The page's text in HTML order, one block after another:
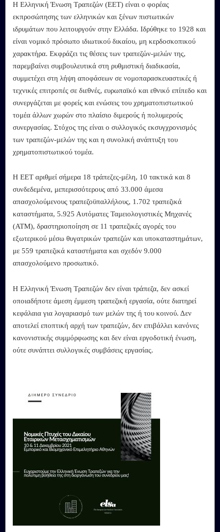
Η Ελληνική Ένωση Τραπεζών (ΕΕΤ) είναι ο φορέας
εκπροσώπησης των ελληνικών και ξένων πιστωτικών
ιδρυμάτων που λειτουργούν στην Ελλάδα. Ιδρύθηκε το 1928 και
είναι νομικό πρόσωπο ιδιωτικού δικαίου, μη κερδοσκοπικού
χαρακτήρα. Εκφράζει τις θέσεις των τραπεζών-μελών της,
παρεμβαίνει συμβουλευτικά στη ρυθμιστική διαδικασία,
συμμετέχει στη λήψη αποφάσεων σε νομοπαρασκευαστικές ή
τεχνικές επιτροπές σε διεθνές, ευρωπαϊκό και εθνικό επίπεδο και
συνεργάζεται με φορείς και ενώσεις του χρηματοπιστωτικού
τομέα άλλων χωρών στο πλαίσιο διμερούς ή πολυμερούς
συνεργασίας. Στόχος της είναι ο συλλογικός εκσυγχρονισμός
των τραπεζών-μελών της και η συνολική ανάπτυξη του
χρηματοπιστωτικού τομέα.
Η ΕΕΤ αριθμεί σήμερα 18 τράπεζες-μέλη, 10 τακτικά και 8
συνδεδεμένα, μεπερισσότερους από 33.000 άμεσα
απασχολούμενους τραπεζοϋπαλλήλους, 1.702 τραπεζικά
καταστήματα, 5.925 Αυτόματες Ταμειολογιστικές Μηχανές
(ΑΤΜ), δραστηριοποίηση σε 11 τραπεζικές αγορές του
εξωτερικού μέσω θυγατρικών τραπεζών και υποκαταστημάτων,
με 559 τραπεζικά καταστήματα και σχεδόν 9.000
απασχολούμενο προσωπικό.
Η Ελληνική Ένωση Τραπεζών δεν είναι τράπεζα, δεν ασκεί
οποιαδήποτε άμεση έμμεση τραπεζική εργασία, ούτε διατηρεί
κεφάλαια για λογαριασμό των μελών της ή του κοινού. Δεν
αποτελεί εποπτική αρχή των τραπεζών, δεν επιβάλλει κανόνες
κανονιστικής συμμόρφωσης και δεν είναι εργοδοτική ένωση,
ούτε συνάπτει συλλογικές συμβάσεις εργασίας.